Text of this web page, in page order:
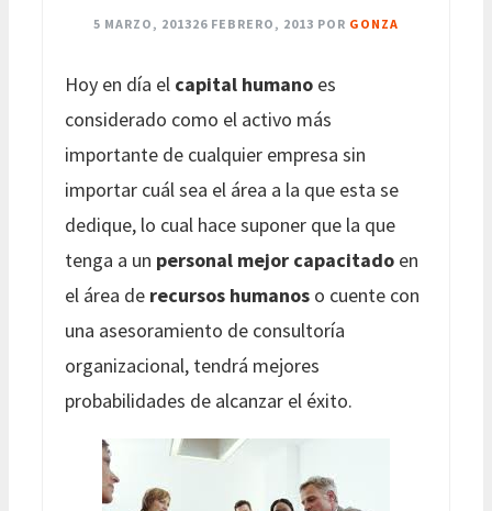
5 MARZO, 201326 FEBRERO, 2013 POR GONZA
Hoy en día el capital humano es
considerado como el activo más
importante de cualquier empresa sin
importar cuál sea el área a la que esta se
dedique, lo cual hace suponer que la que
tenga a un personal mejor capacitado en
el área de recursos humanos o cuente con
una asesoramiento de consultoría
organizacional, tendrá mejores
probabilidades de alcanzar el éxito.